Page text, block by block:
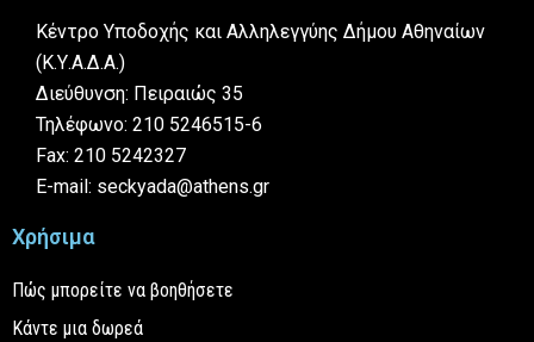
Κέντρο Υποδοχής και Αλληλεγγύης Δήμου Αθηναίων
(Κ.Υ.Α.Δ.Α.)
Διεύθυνση: Πειραιώς 35
Τηλέφωνο: 210 5246515-6
Fax: 210 5242327
E-mail: seckyada@athens.gr
Χρήσιμα
Πώς μπορείτε να βοηθήσετε
Κάντε μια δωρεά